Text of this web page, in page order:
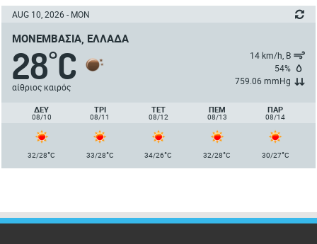
AUG 10, 2026 - MON
ΜΟΝΕΜΒΑΣΙΆ, ΕΛΛΆΔΑ
28°C
αίθριος καιρός
14 km/h, Β
54%
759.06 mmHg
ΔΕΥ
08/10
ΤΡΙ
08/11
ΤΕΤ
08/12
ΠΈΜ
08/13
ΠΑΡ
08/14
32/28°C 33/28°C 34/26°C 32/28°C 30/27°C